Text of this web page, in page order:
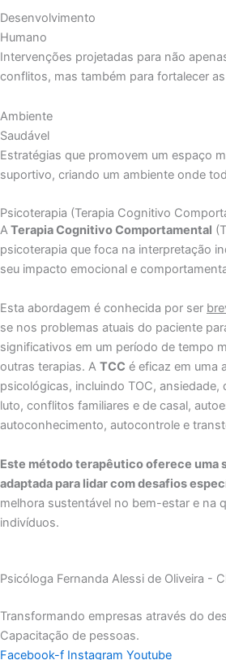
Desenvolvimento
Humano
Intervenções projetadas para não
conflitos, mas também para fortalecer
Ambiente
Saudável
Estratégias que promovem um espaço
suportivo, criando um ambiente onde
Psicoterapia (Terapia Cognitivo
ATerapia Cognitivo Comportamental
psicoterapia que foca na interpretação
seu impacto emocional e
Esta abordagem é conhecida por ser
se nos problemas atuais do paciente
significativos em um período de tempo
outras terapias. A TCC é eficaz em uma
psicológicas, incluindo TOC, ansiedade,
luto, conflitos familiares e de casal,
autoconhecimento, autocontrole e
Este método terapêutico oferece uma
adaptada para lidar com desafios
melhora sustentável no bem-estar e na
indivíduos.
Psicóloga Fernanda Alessi de Oliveira -
Transformando empresas através do
Capacitação de pessoas.
Facebook-f Instagram Youtube